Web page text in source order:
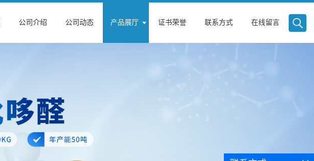
公司介绍 公司动态 产品展厅 证书荣誉 联系方式 在线留言